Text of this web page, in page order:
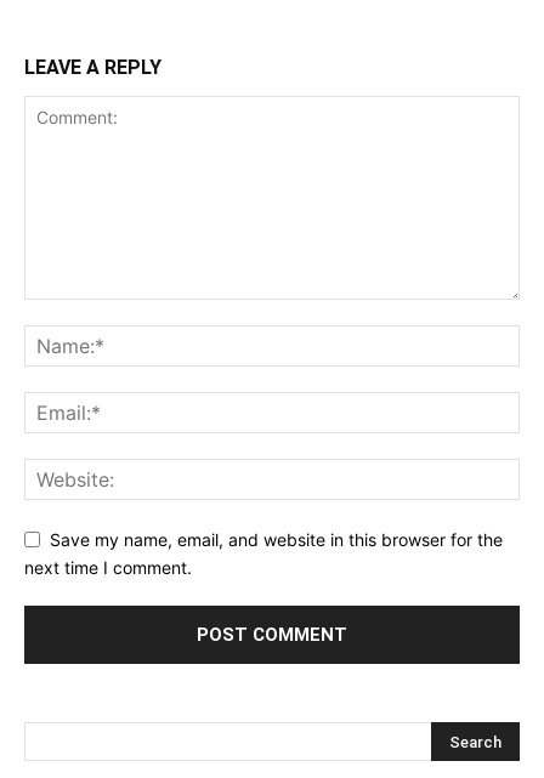
LEAVE A REPLY
Save my name, email, and website in this browser for the
next time I comment.